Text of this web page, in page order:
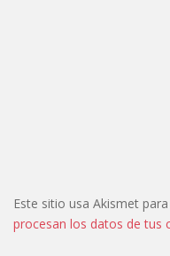
Este sitio usa Akismet
procesan los datos de tus